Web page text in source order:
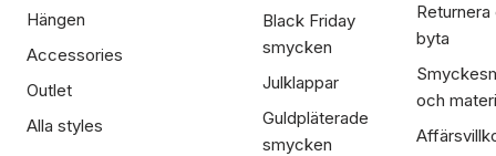
Hängen
Accessories
Outlet
Alla styles
Black Friday
smycken
Julklappar
Guldpläterade
smycken
Returnera
byta
och